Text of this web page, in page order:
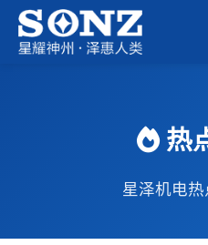
热
星泽机电热